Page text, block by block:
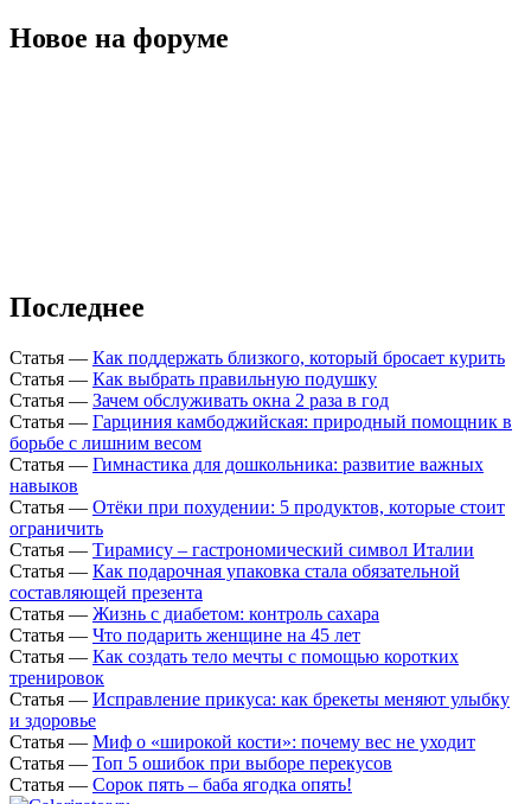
Новое на форуме
Последнее
Статья — Как поддержать близкого, который бросает курить
Статья — Как выбрать правильную подушку
Статья — Зачем обслуживать окна 2 раза в год
Статья — Гарциния камбоджийская: природный помощник в
борьбе с лишним весом
Статья — Гимнастика для дошкольника: развитие важных
навыков
Статья — Отёки при похудении: 5 продуктов, которые стоит
ограничить
Статья — Тирамису – гастрономический символ Италии
Статья — Как подарочная упаковка стала обязательной
составляющей презента
Статья — Жизнь с диабетом: контроль сахара
Статья — Что подарить женщине на 45 лет
Статья — Как создать тело мечты с помощью коротких
тренировок
Статья — Исправление прикуса: как брекеты меняют улыбку
и здоровье
Статья — Миф о «широкой кости»: почему вес не уходит
Статья — Топ 5 ошибок при выборе перекусов
Статья — Сорок пять – баба ягодка опять!